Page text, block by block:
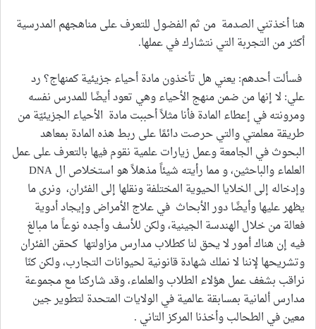
هنا أخذتني الصدمة من ثم الفضول للتعرف على مناهجهم المدرسية
أكثر من التجربة التي نتشارك في عملها.
فسألت أحدهم: يعني هل تأخذون مادة أحياء جزيئية كمنهاج؟ رد
علي: لا إنها من ضمن منهج الأحياء وهي تعود أيضًا للمدرس نفسه
ومرونته في إعطاء المادة فأنا مثلاً أحببت مادة الأحياء الجزيئيّة من
طريقة معلمتي والتي حرصت دائمًا على ربط هذه المادة بمعاهد
البحوث في الجامعة وعمل زيارات علمية نقوم فيها بالتعرف على عمل
العلماء والباحثين، و مما رأيته شيئاً مذهلاً هو استخلاص ال DNA
وإدخاله إلى الخلايا الحيوية المختلفة ونقلها إلى الفئران، ونرى ما
يظهر عليها وأيضًا دور الأبحاث في علاج الأمراض وإيجاد أدوية
فعالة من خلال الهندسة الجينية، ولكن للأسف وأجده نوعاً ما مبالغ
فيه إن هناك أمور لا يحق لنا كطلاب مدارس مزاولتها كحقن الفئران
وتشريحها لإننا لا نملك شهادة قانونية لحيوانات التجارب، ولكن كنّا
نراقب بشغف عمل هؤلاء الطلاب والعلماء، وقد شاركنا مع مجموعة
مدارس ألمانية بمسابقة عالمية في الولايات المتحدة لتطوير جين
معين في الطحالب وأخذنا المركز التاني .